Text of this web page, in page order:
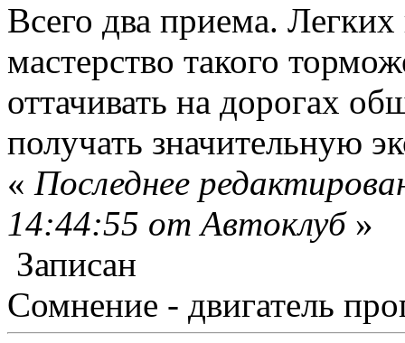
Всего два приема.
мастерство такого
оттачивать на дорогах
получать значительную
« Последнее
14:44:55 от Автоклуб »
Записан
Сомнение - двигатель